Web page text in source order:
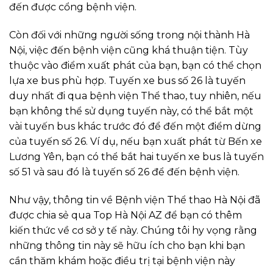
đến được cổng bệnh viện.
Còn đối với những người sống trong nội thành Hà
Nội, việc đến bệnh viện cũng khá thuận tiện. Tùy
thuộc vào điểm xuất phát của bạn, bạn có thể chọn
lựa xe bus phù hợp. Tuyến xe bus số 26 là tuyến
duy nhất đi qua bệnh viện Thể thao, tuy nhiên, nếu
bạn không thể sử dụng tuyến này, có thể bắt một
vài tuyến bus khác trước đó để đến một điểm dừng
của tuyến số 26. Ví dụ, nếu bạn xuất phát từ Bến xe
Lương Yên, bạn có thể bắt hai tuyến xe bus là tuyến
số 51 và sau đó là tuyến số 26 để đến bệnh viện.
Như vậy, thông tin về Bệnh viện Thể thao Hà Nội đã
được chia sẻ qua Top Hà Nội AZ để bạn có thêm
kiến thức về cơ sở y tế này. Chúng tôi hy vọng rằng
những thông tin này sẽ hữu ích cho bạn khi bạn
cần thăm khám hoặc điều trị tại bệnh viện này